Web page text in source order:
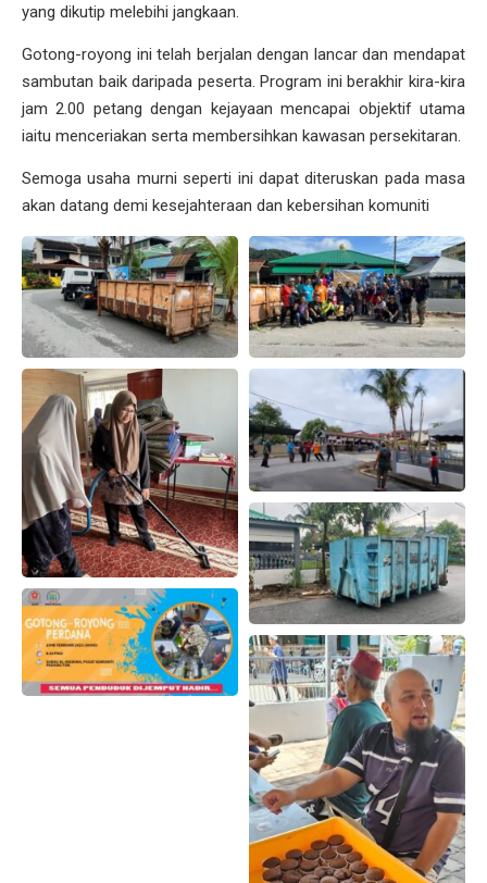
yang dikutip melebihi jangkaan.
Gotong-royong ini telah berjalan dengan lancar dan mendapat
sambutan baik daripada peserta. Program ini berakhir kira-kira
jam 2.00 petang dengan kejayaan mencapai objektif utama
iaitu menceriakan serta membersihkan kawasan persekitaran.
Semoga usaha murni seperti ini dapat diteruskan pada masa
akan datang demi kesejahteraan dan kebersihan komuniti